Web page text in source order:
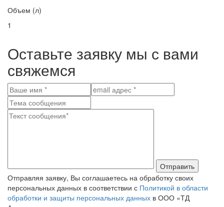
Объем (л)
1
Оставьте заявку мы с вами
свяжемся
Отправить
Отправляя заявку, Вы соглашаетесь на обработку своих
персональных данных в соответствии с Политикой в области
обработки и защиты персональных данных в ООО «ТД